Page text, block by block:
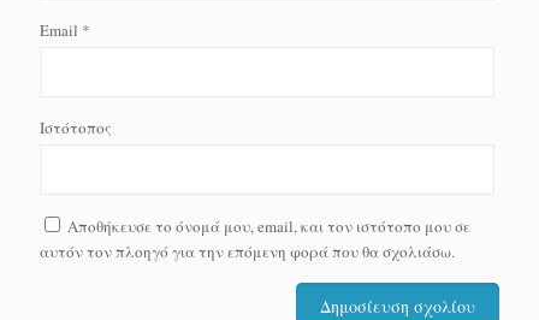
Email *
Ιστότοπος
Αποθήκευσε το όνομά μου, email, και τον ιστότοπο μου σε
αυτόν τον πλοηγό για την επόμενη φορά που θα σχολιάσω.